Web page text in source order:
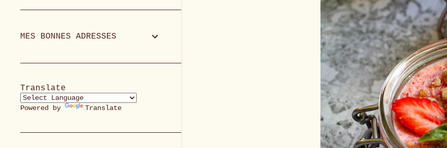
MES BONNES ADRESSES
Translate
Powered by Translate